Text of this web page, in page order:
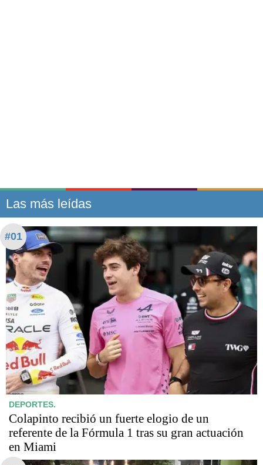
Las más leídas
#01
DEPORTES.
Colapinto recibió un fuerte elogio de un
referente de la Fórmula 1 tras su gran actuación
en Miami